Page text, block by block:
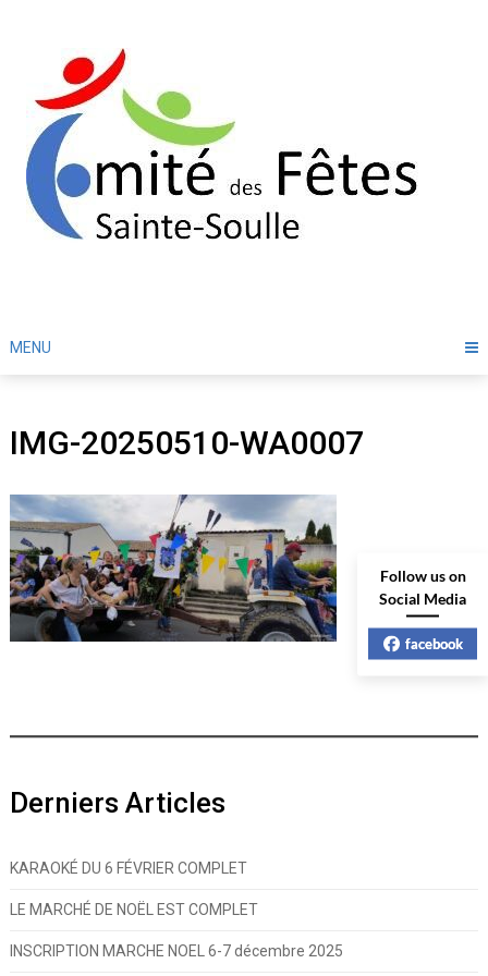
MENU
IMG-20250510-WA0007
Derniers Articles
KARAOKÉ DU 6 FÉVRIER COMPLET
LE MARCHÉ DE NOËL EST COMPLET
INSCRIPTION MARCHE NOEL 6-7 décembre 2025
Follow us on
Social Media
facebook